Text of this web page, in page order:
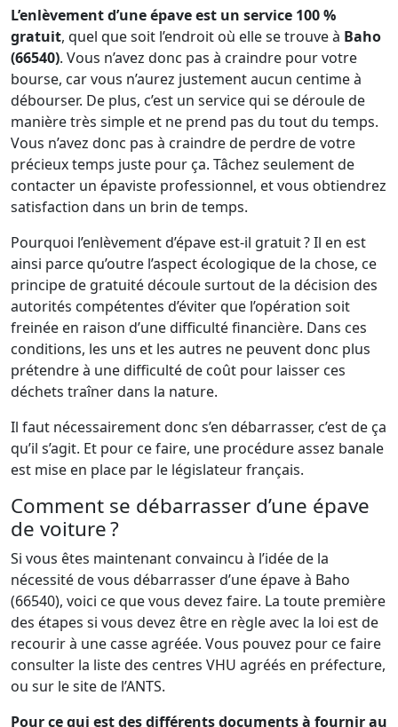
L’enlèvement d’une épave est un service 100 %
gratuit, quel que soit l’endroit où elle se trouve à Baho
(66540). Vous n’avez donc pas à craindre pour votre
bourse, car vous n’aurez justement aucun centime à
débourser. De plus, c’est un service qui se déroule de
manière très simple et ne prend pas du tout du temps.
Vous n’avez donc pas à craindre de perdre de votre
précieux temps juste pour ça. Tâchez seulement de
contacter un épaviste professionnel, et vous obtiendrez
satisfaction dans un brin de temps.
Pourquoi l’enlèvement d’épave est-il gratuit ? Il en est
ainsi parce qu’outre l’aspect écologique de la chose, ce
principe de gratuité découle surtout de la décision des
autorités compétentes d’éviter que l’opération soit
freinée en raison d’une difficulté financière. Dans ces
conditions, les uns et les autres ne peuvent donc plus
prétendre à une difficulté de coût pour laisser ces
déchets traîner dans la nature.
Il faut nécessairement donc s’en débarrasser, c’est de ça
qu’il s’agit. Et pour ce faire, une procédure assez banale
est mise en place par le législateur français.
Comment se débarrasser d’une épave
de voiture ?
Si vous êtes maintenant convaincu à l’idée de la
nécessité de vous débarrasser d’une épave à Baho
(66540), voici ce que vous devez faire. La toute première
des étapes si vous devez être en règle avec la loi est de
recourir à une casse agréée. Vous pouvez pour ce faire
consulter la liste des centres VHU agréés en préfecture,
ou sur le site de l’ANTS.
Pour ce qui est des différents documents à fournir au